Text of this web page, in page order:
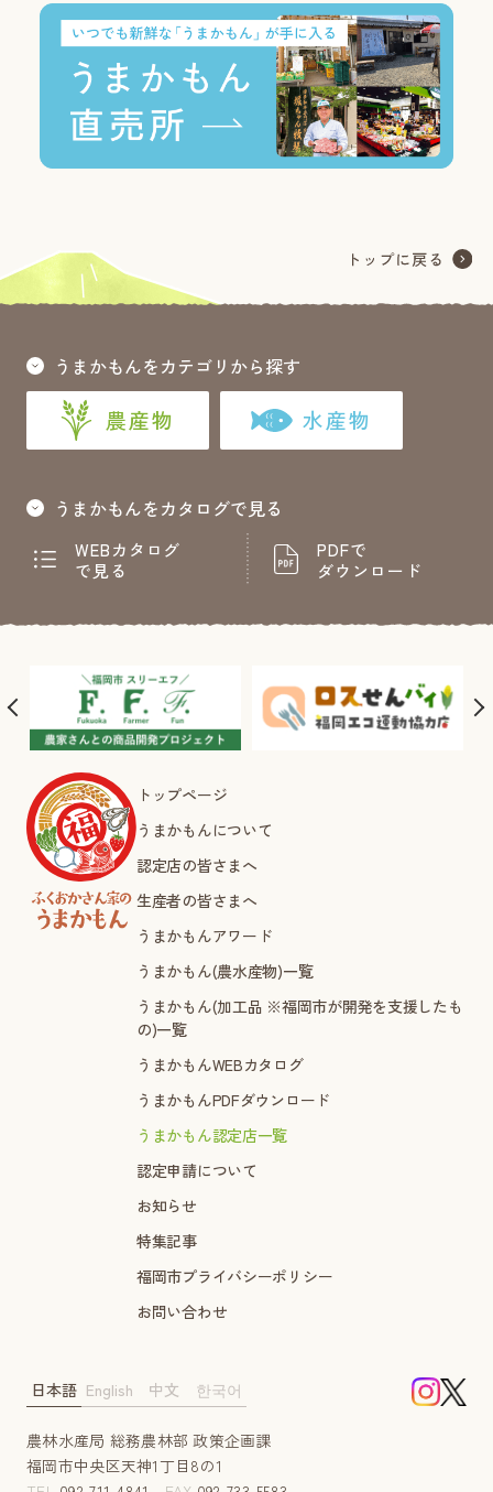
うまかもんをカテゴリから探す
農産物 水産物
うまかもんをカタログで見る
WEBカタログ
で見る
PDFで
ダウンロード
トップページ
うまかもんについて
認定店の皆さまへ
生産者の皆さまへ
うまかもんアワード
うまかもん(農水産物)一覧
うまかもん(加工品 ※福岡市が開発を支援したも
の)一覧
うまかもんWEBカタログ
うまかもんPDFダウンロード
うまかもん認定店一覧
認定申請について
お知らせ
特集記事
福岡市プライバシーポリシー
お問い合わせ
農林水産局 総務農林部 政策企画課
福岡市中央区天神1丁目8の1
日本語 English 中文 한국어